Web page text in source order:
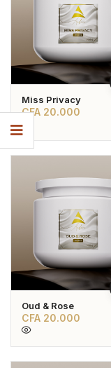
Miss Privacy
CFA 20.000
Oud & Rose
CFA 20.000